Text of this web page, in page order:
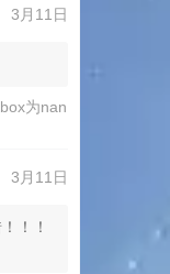
3月11日
为nan
3月11日
！！